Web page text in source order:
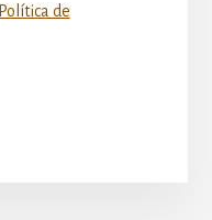
Política de